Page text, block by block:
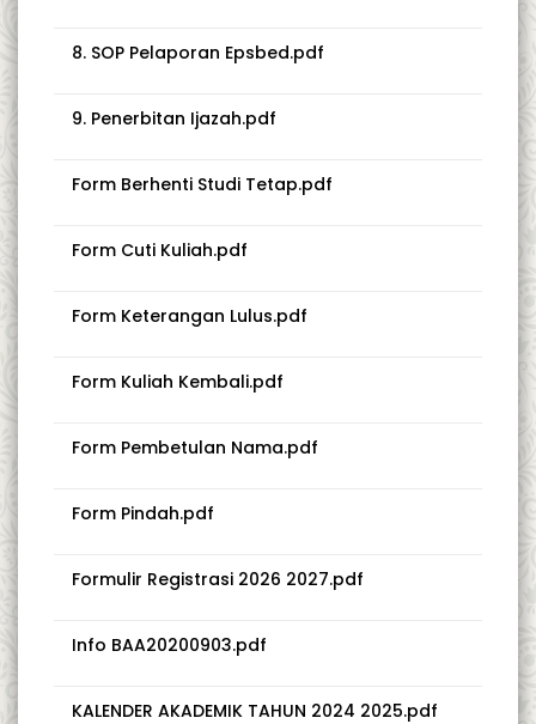
8. SOP Pelaporan Epsbed.pdf
9. Penerbitan Ijazah.pdf
Form Berhenti Studi Tetap.pdf
Form Cuti Kuliah.pdf
Form Keterangan Lulus.pdf
Form Kuliah Kembali.pdf
Form Pembetulan Nama.pdf
Form Pindah.pdf
Formulir Registrasi 2026 2027.pdf
Info BAA20200903.pdf
KALENDER AKADEMIK TAHUN 2024 2025.pdf